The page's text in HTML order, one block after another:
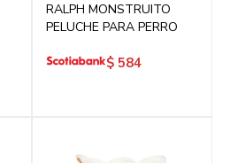
RALPH MONSTRUITO
PELUCHE PARA PERRO
$ 584